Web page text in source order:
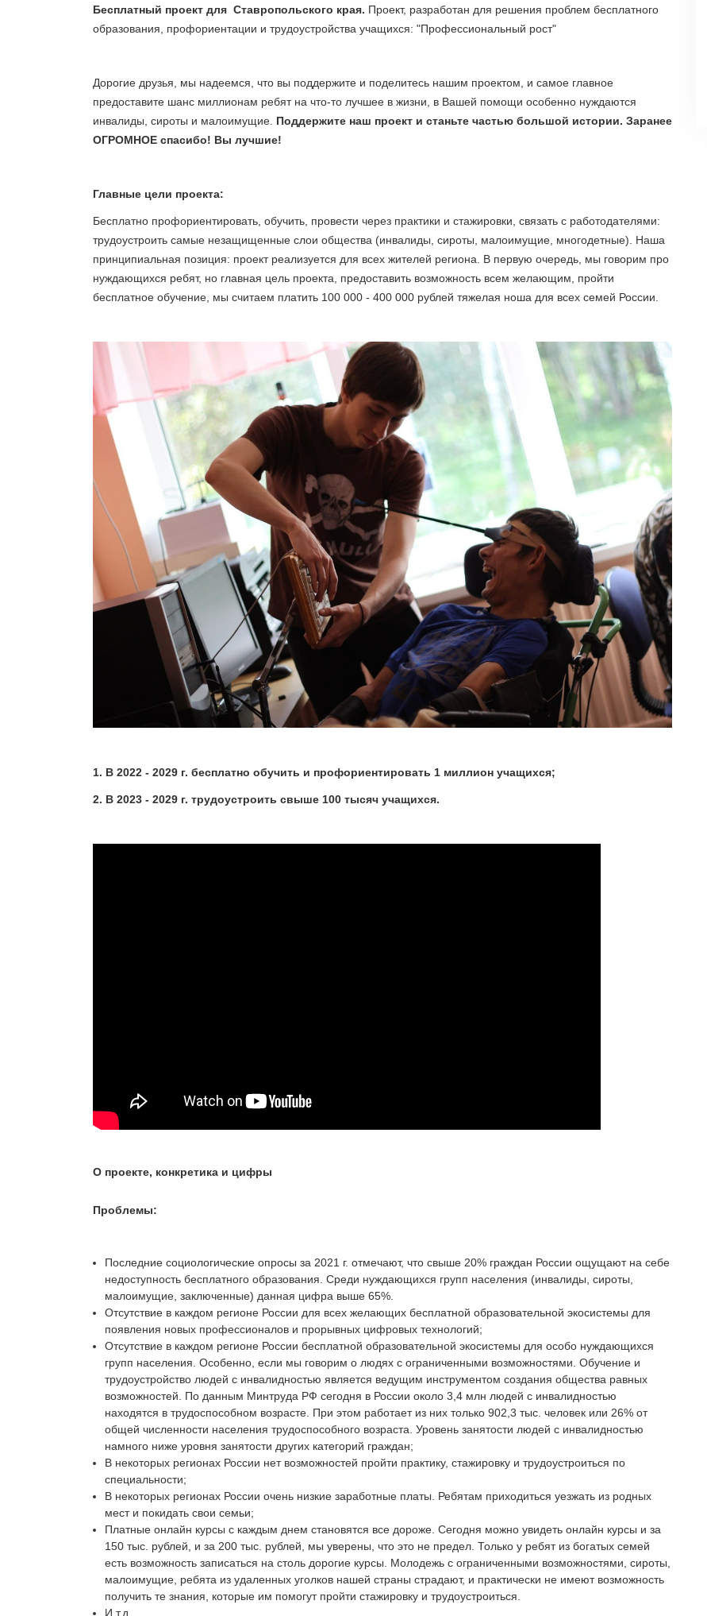
Бесплатный проект для Ставропольского края. Проект, разработан для решения проблем бесплатного
образования, профориентации и трудоустройства учащихся: "Профессиональный рост"
Дорогие друзья, мы надеемся, что вы поддержите и поделитесь нашим проектом, и самое главное
предоставите шанс миллионам ребят на что-то лучшее в жизни, в Вашей помощи особенно нуждаются
инвалиды, сироты и малоимущие. Поддержите наш проект и станьте частью большой истории. Заранее
ОГРОМНОЕ спасибо! Вы лучшие!
Главные цели проекта:
Бесплатно профориентировать, обучить, провести через практики и стажировки, связать с работодателями:
трудоустроить самые незащищенные слои общества (инвалиды, сироты, малоимущие, многодетные). Наша
принципиальная позиция: проект реализуется для всех жителей региона. В первую очередь, мы говорим про
нуждающихся ребят, но главная цель проекта, предоставить возможность всем желающим, пройти
бесплатное обучение, мы считаем платить 100 000 - 400 000 рублей тяжелая ноша для всех семей России.
1. В 2022 - 2029 г. бесплатно обучить и профориентировать 1 миллион учащихся;
2. В 2023 - 2029 г. трудоустроить свыше 100 тысяч учащихся.
О проекте, конкретика и цифры
Проблемы:
Последние социологические опросы за 2021 г. отмечают, что свыше 20% граждан России ощущают на себе
недоступность бесплатного образования. Среди нуждающихся групп населения (инвалиды, сироты,
малоимущие, заключенные) данная цифра выше 65%.
Отсутствие в каждом регионе России для всех желающих бесплатной образовательной экосистемы для
появления новых профессионалов и прорывных цифровых технологий;
Отсутствие в каждом регионе России бесплатной образовательной экосистемы для особо нуждающихся
групп населения. Особенно, если мы говорим о людях с ограниченными возможностями. Обучение и
трудоустройство людей с инвалидностью является ведущим инструментом создания общества равных
возможностей. По данным Минтруда РФ сегодня в России около 3,4 млн людей с инвалидностью
находятся в трудоспособном возрасте. При этом работает из них только 902,3 тыс. человек или 26% от
общей численности населения трудоспособного возраста. Уровень занятости людей с инвалидностью
намного ниже уровня занятости других категорий граждан;
В некоторых регионах России нет возможностей пройти практику, стажировку и трудоустроиться по
специальности;
В некоторых регионах России очень низкие заработные платы. Ребятам приходиться уезжать из родных
мест и покидать свои семьи;
Платные онлайн курсы с каждым днем становятся все дороже. Сегодня можно увидеть онлайн курсы и за
150 тыс. рублей, и за 200 тыс. рублей, мы уверены, что это не предел. Только у ребят из богатых семей
есть возможность записаться на столь дорогие курсы. Молодежь с ограниченными возможностями, сироты,
малоимущие, ребята из удаленных уголков нашей страны страдают, и практически не имеют возможность
получить те знания, которые им помогут пройти стажировку и трудоустроиться.
И т.д.